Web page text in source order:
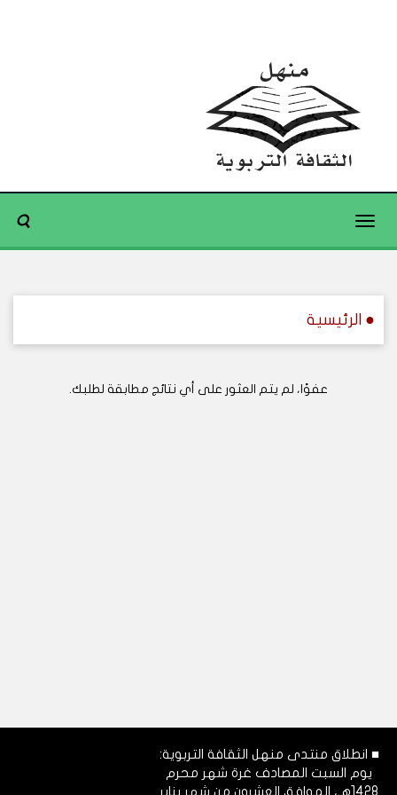
Toggle
● الرئيسية
عفوًا، لم يتم العثور على أي نتائج مطابقة لطلبك.
■ انطلاق منتدى منهل الثقافة التربوية:
يوم السبت المصادف غرة شهر محرم
1428هـ، الموافق العشرون من شهر يناير